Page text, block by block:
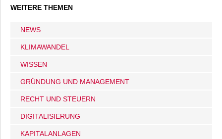
WEITERE THEMEN
NEWS
KLIMAWANDEL
WISSEN
GRÜNDUNG UND MANAGEMENT
RECHT UND STEUERN
DIGITALISIERUNG
KAPITALANLAGEN